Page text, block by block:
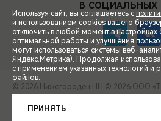
СПЕЦПРЕДЛОЖЕНИЯ
ЗАПИСЬ НА ТЕСТ-ДРАЙВ
В СОЦИАЛЬНЫХ
© 2026 Нижегородец НН © 2026 ООО
Сделано в ПЕРКС
Используя сайт, вы соглашаетесь с
и использованием cookies вашего
отключить в любой момент в
оптимальной работы и улучшения
могут использоваться системы веб-
Яндекс.Метрика). Продолжая
с применением указанных технологий
файлов.
ПРИНЯТЬ